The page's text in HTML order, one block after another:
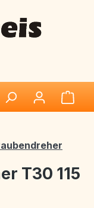
T30 115